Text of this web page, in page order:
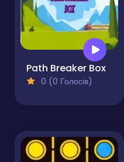
Path Breaker Box
0 (0 Голосів)